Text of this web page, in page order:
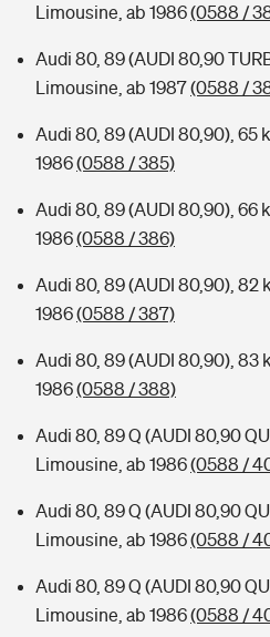
Limousine, ab 1986(0588 /
Audi 80, 89 (AUDI 80,90
Limousine, ab 1987(0588 /
Audi 80, 89 (AUDI 80,90), 65
1986(0588 / 385)
Audi 80, 89 (AUDI 80,90), 66
1986(0588 / 386)
Audi 80, 89 (AUDI 80,90), 82
1986(0588 / 387)
Audi 80, 89 (AUDI 80,90), 83
1986(0588 / 388)
Audi 80, 89 Q (AUDI 80,90
Limousine, ab 1986(0588 /
Audi 80, 89 Q (AUDI 80,90
Limousine, ab 1986(0588 /
Audi 80, 89 Q (AUDI 80,90
Limousine, ab 1986(0588 /